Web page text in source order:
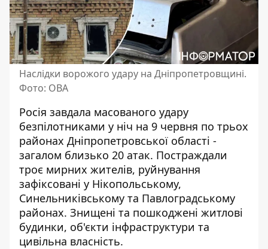
Наслідки ворожого удару на Дніпропетровщині.
Фото: ОВА
Росія завдала масованого удару
безпілотниками у ніч на 9 червня по трьох
районах Дніпропетровської області -
загалом близько 20 атак. Постраждали
троє мирних жителів, руйнування
зафіксовані у Нікопольському,
Синельниківському та Павлоградському
районах. Знищені та пошкоджені житлові
будинки, об'єкти інфраструктури та
цивільна власність.